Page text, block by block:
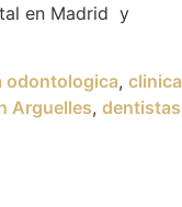
en Madrid y
odontologica, clinica
Arguelles, dentistas